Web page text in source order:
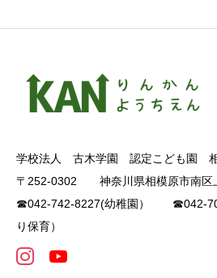
学校法人 古木学園 認定こども園 相
〒252-0302 神奈川県相模原市南区
☎042-742-8227(幼稚園） ☎042-
り保育）